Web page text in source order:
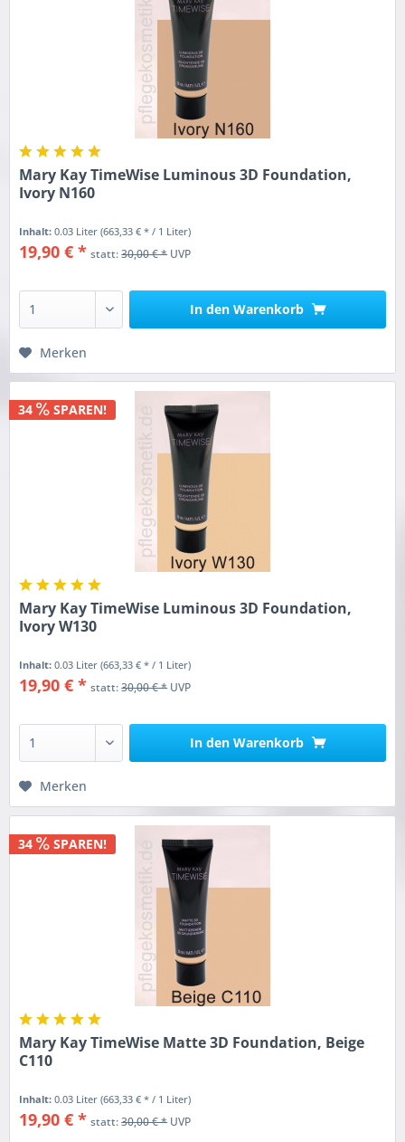
Mary Kay TimeWise Luminous 3D Foundation,
Ivory N160
Inhalt:0.03 Liter(663,33 € * / 1 Liter)
19,90 € * statt:30,00 € *UVP
In den Warenkorb
Merken
34 SPAREN!
Mary Kay TimeWise Luminous 3D Foundation,
Ivory W130
Inhalt:0.03 Liter(663,33 € * / 1 Liter)
19,90 € * statt:30,00 € *UVP
In den Warenkorb
Merken
34 SPAREN!
Mary Kay TimeWise Matte 3D Foundation, Beige
C110
Inhalt:0.03 Liter(663,33 € * / 1 Liter)
19,90 € * statt:30,00 € *UVP